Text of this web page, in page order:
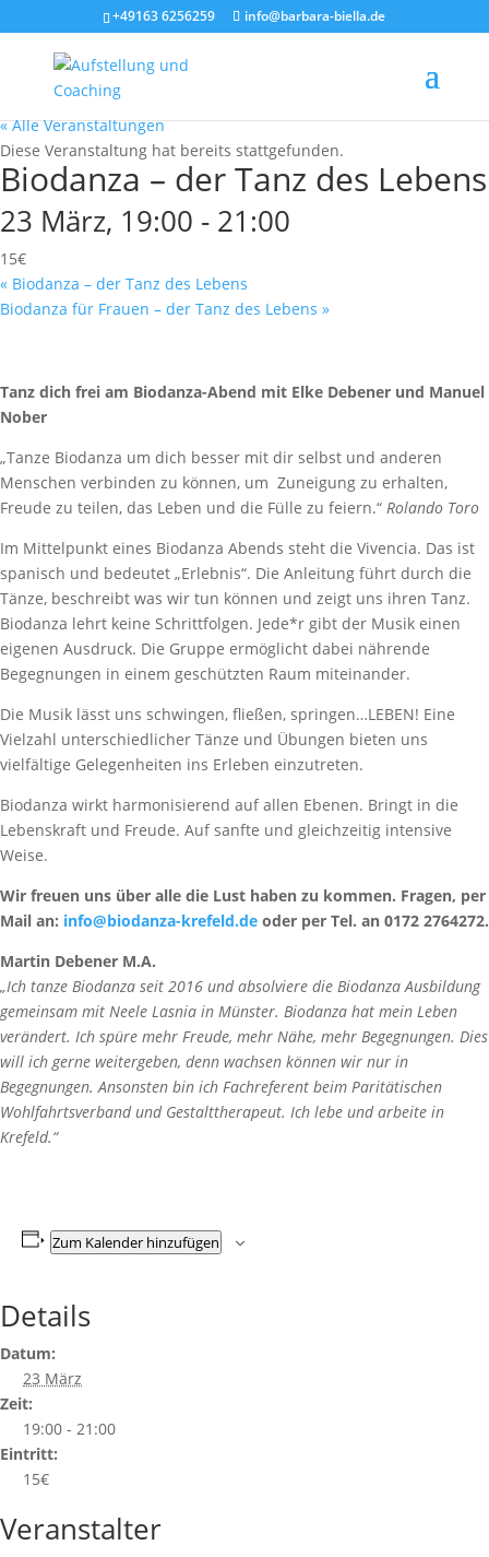
+49163 6256259 info@barbara-biella.de
« Alle Veranstaltungen
Diese Veranstaltung hat bereits stattgefunden.
Biodanza – der Tanz des Lebens
23 März, 19:00 - 21:00
15€
« Biodanza – der Tanz des Lebens
Biodanza für Frauen – der Tanz des Lebens »
Tanz dich frei am Biodanza-Abend mit Elke Debener und Manuel
Nober
„Tanze Biodanza um dich besser mit dir selbst und anderen
Menschen verbinden zu können, um Zuneigung zu erhalten,
Freude zu teilen, das Leben und die Fülle zu feiern.“ Rolando Toro
Im Mittelpunkt eines Biodanza Abends steht die Vivencia. Das ist
spanisch und bedeutet „Erlebnis“. Die Anleitung führt durch die
Tänze, beschreibt was wir tun können und zeigt uns ihren Tanz.
Biodanza lehrt keine Schrittfolgen. Jede*r gibt der Musik einen
eigenen Ausdruck. Die Gruppe ermöglicht dabei nährende
Begegnungen in einem geschützten Raum miteinander.
Die Musik lässt uns schwingen, fließen, springen…LEBEN! Eine
Vielzahl unterschiedlicher Tänze und Übungen bieten uns
vielfältige Gelegenheiten ins Erleben einzutreten.
Biodanza wirkt harmonisierend auf allen Ebenen. Bringt in die
Lebenskraft und Freude. Auf sanfte und gleichzeitig intensive
Weise.
Wir freuen uns über alle die Lust haben zu kommen. Fragen, per
Mail an: info@biodanza-krefeld.de oder per Tel. an 0172 2764272.
Martin Debener M.A.
„Ich tanze Biodanza seit 2016 und absolviere die Biodanza Ausbildung
gemeinsam mit Neele Lasnia in Münster. Biodanza hat mein Leben
verändert. Ich spüre mehr Freude, mehr Nähe, mehr Begegnungen. Dies
will ich gerne weitergeben, denn wachsen können wir nur in
Begegnungen. Ansonsten bin ich Fachreferent beim Paritätischen
Wohlfahrtsverband und Gestalttherapeut. Ich lebe und arbeite in
Krefeld.“
Zum Kalender hinzufügen
Details
Datum:
23 März
Zeit:
19:00 - 21:00
Eintritt:
15€
Veranstalter